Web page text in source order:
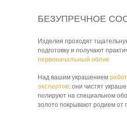
БЕЗУПРЕЧНОЕ
Изделия проходят
подготовку и получают
первоначальный облик
Над вашим украшением
экспертов: они чистят
полируют на специальном
золото покрывают родием от